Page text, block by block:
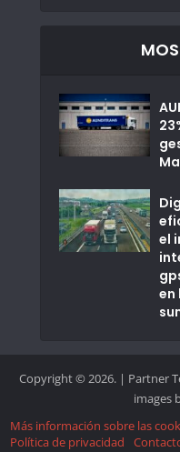
el
en
Copyright © 2026. | Partner
images
Más información sobre las
Política de privacidad